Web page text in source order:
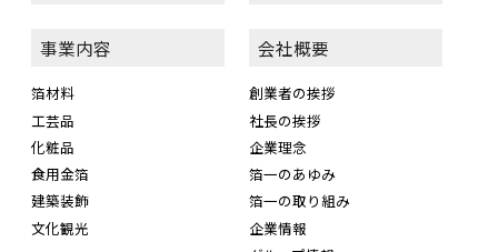
事業内容
箔材料
工芸品
化粧品
食用金箔
建築装飾
文化観光
会社概要
創業者の挨拶
社長の挨拶
企業理念
箔一のあゆみ
箔一の取り組み
企業情報